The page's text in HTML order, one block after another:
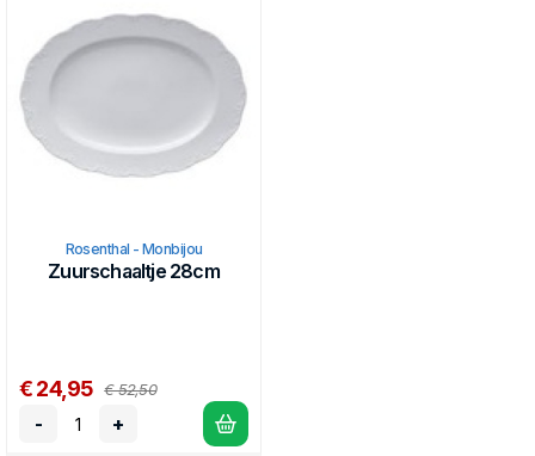
Rosenthal - Monbijou
Zuurschaaltje 28cm
€ 24,95 € 52,50
- +